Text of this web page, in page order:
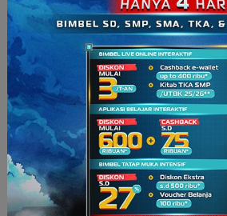
Diam-diam, salah satu petugas
Thomas, seorang berkulit hitam,
penyembuhan yang tepat. Ia memang
bidang kedokteran dan membaca
Blallock. Cara yang ditemukan Vivien
baru dalam dunia kedokteran. Akan
enggan untuk mengakuinya. Nah,
1930-an ini merupakan kisah yang
dan isu diskriminasi kepada Vivien
kulit hitam.
4. One Flew Over the